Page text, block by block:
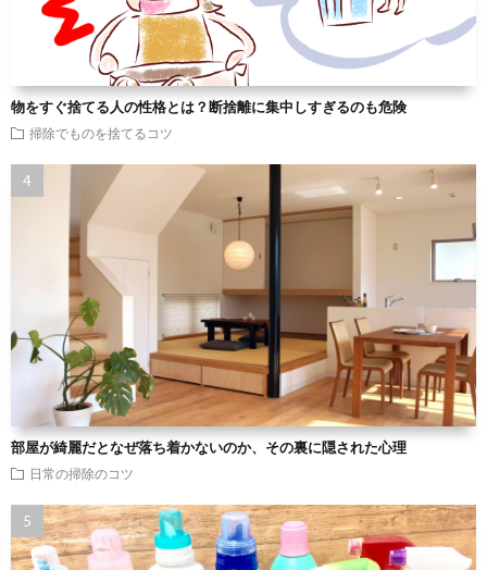
物をすぐ捨てる人の性格とは？断捨離に集中しすぎるのも危険
掃除でものを捨てるコツ
部屋が綺麗だとなぜ落ち着かないのか、その裏に隠された心理
日常の掃除のコツ